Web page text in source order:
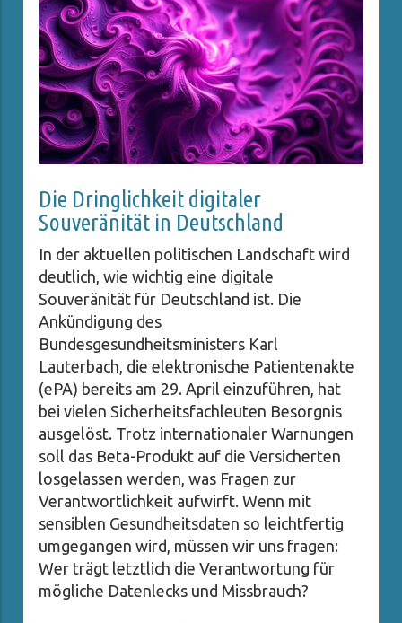
Die Dringlichkeit digitaler
Souveränität in Deutschland
In der aktuellen politischen Landschaft wird
deutlich, wie wichtig eine digitale
Souveränität für Deutschland ist. Die
Ankündigung des
Bundesgesundheitsministers Karl
Lauterbach, die elektronische Patientenakte
(ePA) bereits am 29. April einzuführen, hat
bei vielen Sicherheitsfachleuten Besorgnis
ausgelöst. Trotz internationaler Warnungen
soll das Beta-Produkt auf die Versicherten
losgelassen werden, was Fragen zur
Verantwortlichkeit aufwirft. Wenn mit
sensiblen Gesundheitsdaten so leichtfertig
umgegangen wird, müssen wir uns fragen:
Wer trägt letztlich die Verantwortung für
mögliche Datenlecks und Missbrauch?